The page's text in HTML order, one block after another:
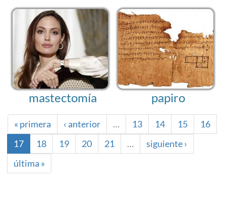
mastectomía papiro
« primera ‹ anterior … 13 14 15
16
17
18 19 20 21 …
siguiente ›
última »